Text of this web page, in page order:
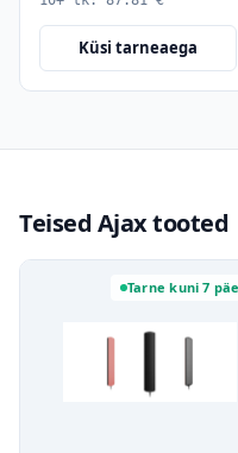
Küsi tarneaega
Teised Ajax tooted
Tarne kuni 7